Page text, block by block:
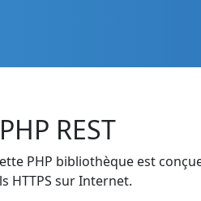
REST
PHP bibliothèque est
HTTPS sur Internet.